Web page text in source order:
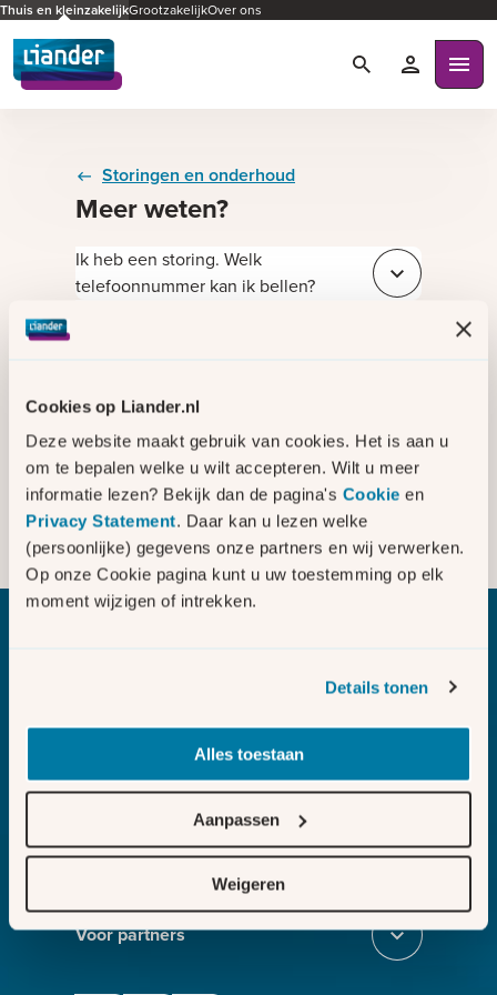
Cookies op Liander.nl
Deze website maakt gebruik van cookies. Het is aan u
om te bepalen welke u wilt accepteren. Wilt u meer
informatie lezen? Bekijk dan de pagina's Cookie en
Privacy Statement. Daar kan u lezen welke
(persoonlijke) gegevens onze partners en wij verwerken.
Op onze Cookie pagina kunt u uw toestemming op elk
moment wijzigen of intrekken.
Details tonen
Alles toestaan
Aanpassen
Weigeren
Thuis en kleinzakelijkGrootzakelijkOver ons
ZoekenMijn
Storingen en onderhoud
Meer weten?
Ik heb een storing. Welk
telefoonnummer kan ik bellen?
Sluit e4664f8a-
Sluit
Blijf op de hoogte van een storing via
onze sms-service
Sluit
Bekijk de opgeloste storingen Sluit
Is uw bedrijf afhankelijk van
elektriciteit of gas voor het leveren
van uw product of dienst?
Sluit
Voor partners Sluit section-3